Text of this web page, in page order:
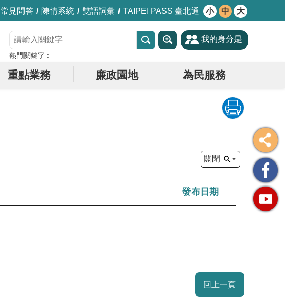
常見問答 陳情系統 雙語詞彙 TAIPEI PASS 臺北通 小 中 大
熱門關鍵字
我的身分是
重點業務 廉政園地 為民服務
關閉
發布日期
回上一頁